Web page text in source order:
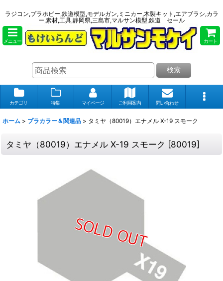
ラジコン,プラホビー,鉄道模型,モデルガン,ミニカー,木製キット,エアブラシ,カラ
ー,素材,工具,静岡県,三島市,マルサン模型,鉄道 セール
メニュー カート
検索
カテゴリ 特集 マイページ ご利用案内 問い合わせ
ホーム > プラカラー＆関連品 > タミヤ（80019）エナメル X-19 スモーク
タミヤ（80019）エナメル X-19 スモーク [80019]